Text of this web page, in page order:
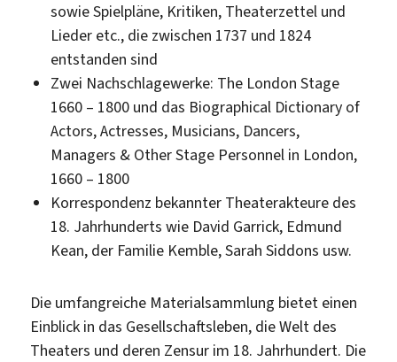
sowie Spielpläne, Kritiken, Theaterzettel und
Lieder etc., die zwischen 1737 und 1824
entstanden sind
Zwei Nachschlagewerke: The London Stage
1660 – 1800 und das Biographical Dictionary of
Actors, Actresses, Musicians, Dancers,
Managers & Other Stage Personnel in London,
1660 – 1800
Korrespondenz bekannter Theaterakteure des
18. Jahrhunderts wie David Garrick, Edmund
Kean, der Familie Kemble, Sarah Siddons usw.
Die umfangreiche Materialsammlung bietet einen
Einblick in das Gesellschaftsleben, die Welt des
Theaters und deren Zensur im 18. Jahrhundert. Die